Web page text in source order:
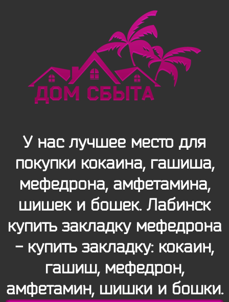
У нас лучшее место для
покупки кокаина, гашиша,
мефедрона, амфетамина,
шишек и бошек. Лабинск
купить закладку мефедрона
- купить закладку: кокаин,
гашиш, мефедрон,
амфетамин, шишки и бошки.